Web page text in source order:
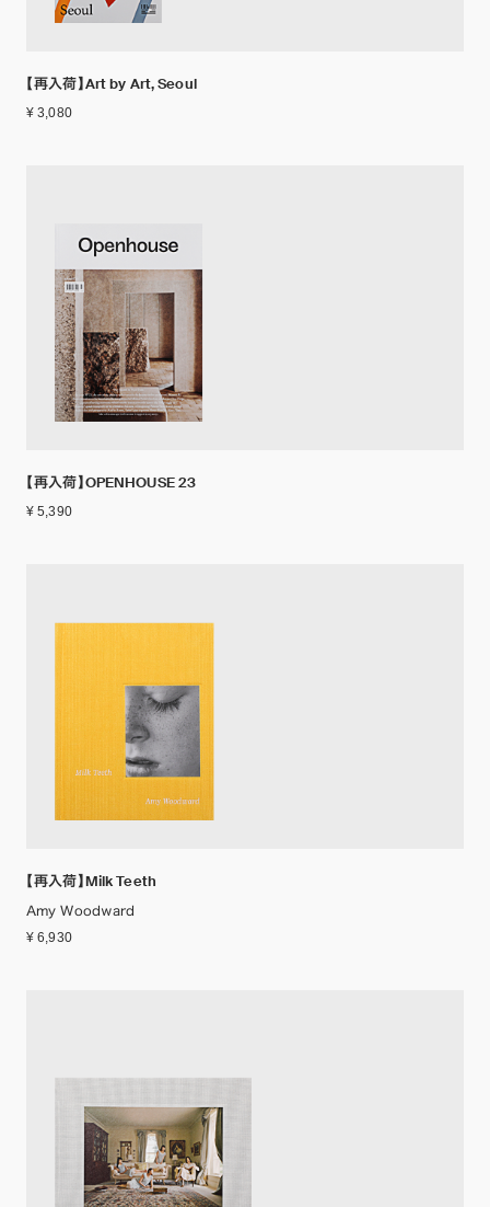
【再入荷】Art by Art, Seoul
¥ 3,080
【再入荷】OPENHOUSE 23
¥ 5,390
【再入荷】Milk Teeth
Amy Woodward
¥ 6,930